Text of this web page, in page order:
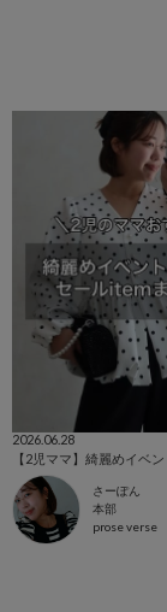
2026.06.28
さーぽん
本部
prose verse